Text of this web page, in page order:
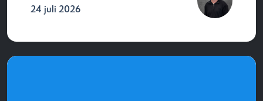
24 juli 2026